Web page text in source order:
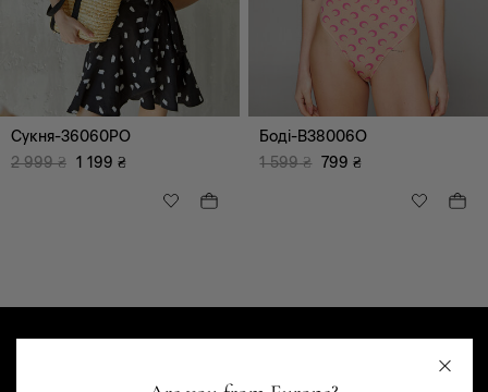
Шорти
Сукні, сарафани
Корсети
Сукня-36060PO
2 999 ₴ 1 199 ₴
Боді-B38006O
1 599 ₴ 799 ₴